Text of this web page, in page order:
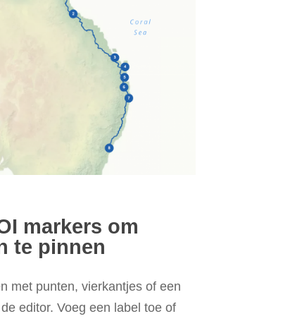
markers om
te pinnen
met punten, vierkantjes of een
editor. Voeg een label toe of